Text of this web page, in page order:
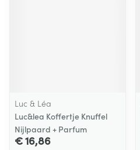
Luc & Léa
Luc&lea Koffertje Knuffel
Nijlpaard + Parfum
€ 16,86